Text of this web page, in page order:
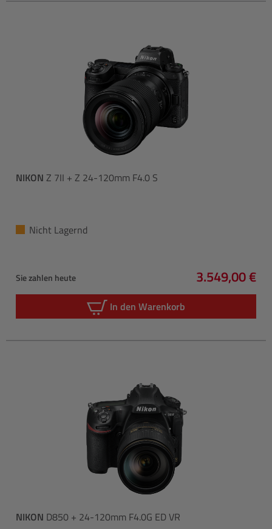
NIKON Z 7II + Z 24-120mm F4.0 S
Nicht Lagernd
Sie zahlen heute
Regulärer
3.549,00 €
In den Warenkorb
NIKON D850 + 24-120mm F4.0G ED VR